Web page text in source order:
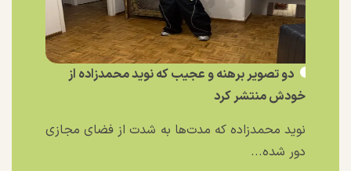
دو تصویر برهنه و عجیب که نوید محمدزاده از
خودش منتشر کرد
نوید محمدزاده که مدت‌ها به شدت از فضای مجازی
دور شده...